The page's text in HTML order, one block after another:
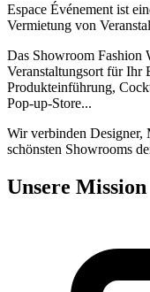
Espace Événement ist
Vermietung von
Das Showroom Fashion
Veranstaltungsort für Ihr
Produkteinführung,
Pop-up-Store...
Wir verbinden Designer,
schönsten Showrooms
Unsere Mission